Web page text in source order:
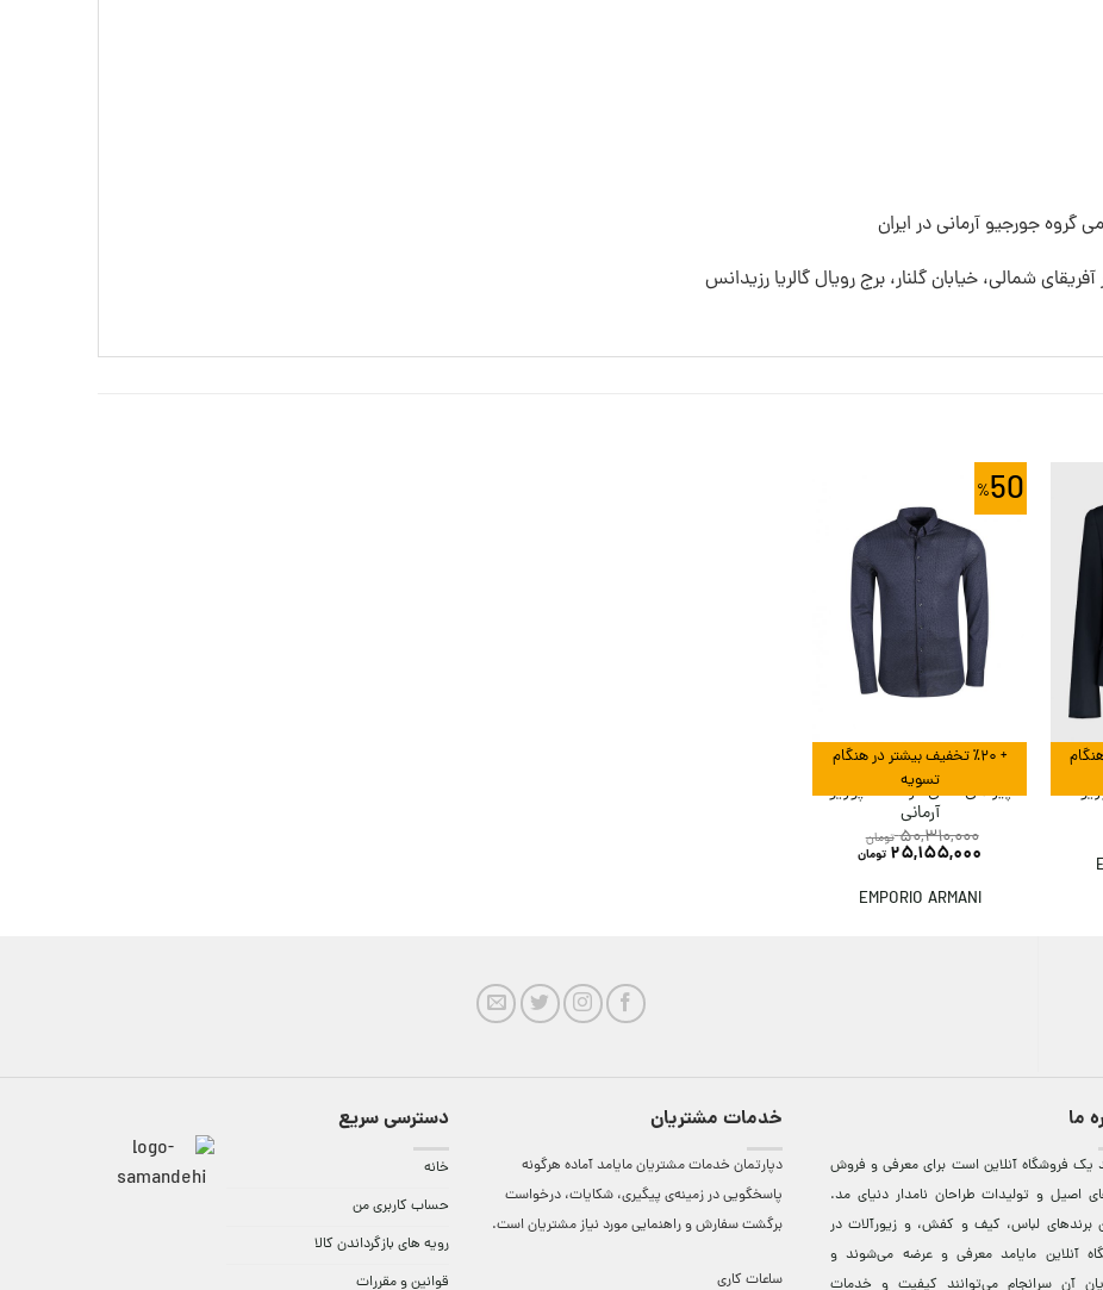
گروه جورجیو آرمانی در ایران
شمالی، خیابان گلنار، برج رویال گالریا رزیدانس
50
+ ٪۲۰ تخفیف بیشتر در هنگام
تسویه
پیراهن کتان مردانه امپوریو
آرمانی
50,310,000 تومان
25,155,000 تومان
EMPORIO ARMANI
ما
يک فروشگاه آنلاين است برای معرفی و فروش
اصيل و توليدات طراحان نامدار دنيای مد.
برندهای لباس، کيف و کفش، و زيورآلات در
آنلاين مایامد معرفی و عرضه می‌شوند و
آن سرانجام می‌توانند کيفيت و خدمات
خدمات مشتریان
دپارتمان خدمات مشتریان مایامد آماده هرگونه
پاسخگویی در زمینه‌ی پیگیری، شکایات، درخواست
برگشت سفارش و راهنمایی مورد نیاز مشتریان است.
ساعات کاری
دسترسی سریع
خانه
حساب کاربری من
رویه های بازگرداندن کالا
قوانین و مقررات